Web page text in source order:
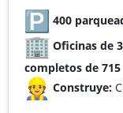
400
Oficinas de
completos de 715
Construye: